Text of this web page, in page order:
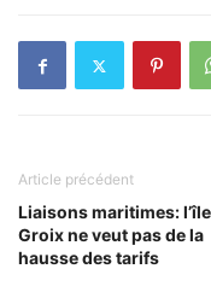
Article précédent
Liaisons maritimes:
Groix ne veut pas de la
hausse des tarifs